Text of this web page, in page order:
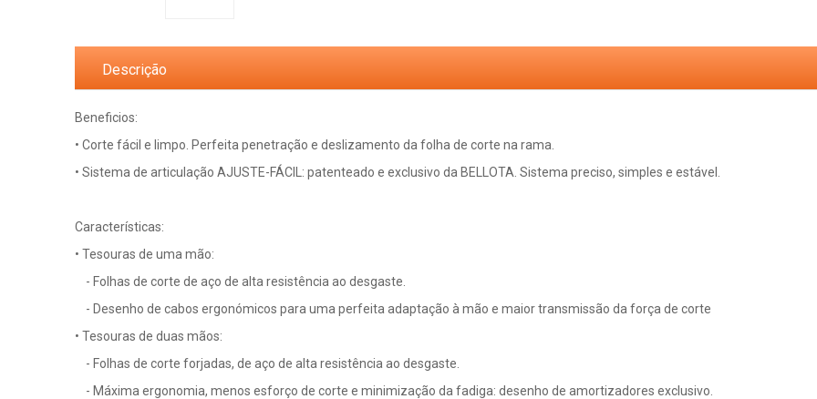
Descrição
Beneficios:
• Corte fácil e limpo. Perfeita penetração e deslizamento da folha de corte na rama.
• Sistema de articulação AJUSTE-FÁCIL: patenteado e exclusivo da BELLOTA. Sistema preciso, simples e estável.
Características:
• Tesouras de uma mão:
- Folhas de corte de aço de alta resistência ao desgaste.
- Desenho de cabos ergonómicos para uma perfeita adaptação à mão e maior transmissão da força de corte
• Tesouras de duas mãos:
- Folhas de corte forjadas, de aço de alta resistência ao desgaste.
- Máxima ergonomia, menos esforço de corte e minimização da fadiga: desenho de amortizadores exclusivo.